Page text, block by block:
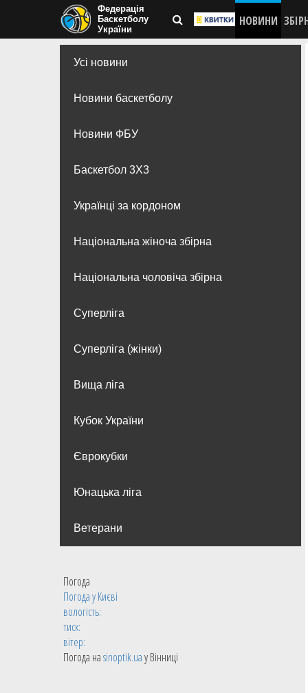
Федерація
Баскетболу
України
НОВИНИ
Усі новини
Новини баскетболу
Новини ФБУ
Баскетбол 3Х3
Українці за кордоном
Національна жіноча збірна
Національна чоловіча збірна
Суперліга
Суперліга (жінки)
Вища лiга
Кубок України
Єврокубки
Юнацька ліга
Ветерани
Погода
Погода уКиєві
вологість:
тиск:
вітер:
Погода наsinoptik.uaу Вінниці